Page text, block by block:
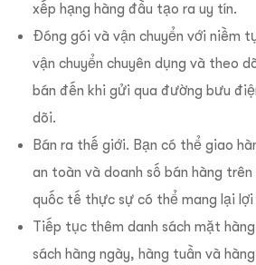
xếp hạng hàng đầu tạo ra uy tín.
Đóng gói và vận chuyển với niềm
vận chuyển chuyên dụng và theo
bán đến khi gửi qua đường bưu
dõi.
Bán ra thế giới. Bạn có thể giao
an toàn và doanh số bán hàng trên
quốc tế thực sự có thể mang lại lợi
Tiếp tục thêm danh sách mặt
sách hàng ngày, hàng tuần và